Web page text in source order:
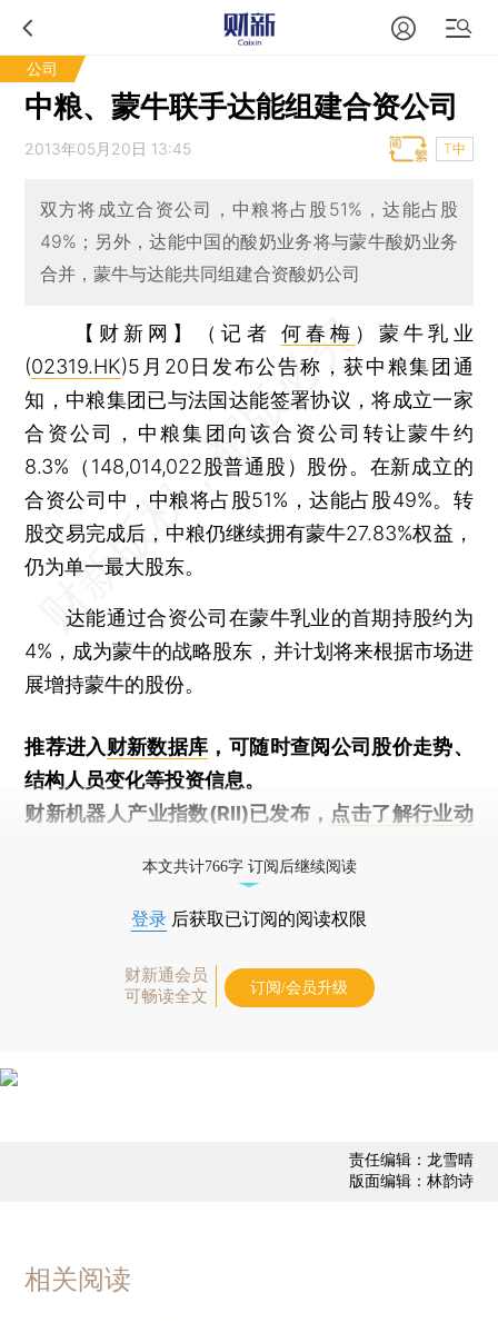
公司
中粮、蒙牛联手达能组建合资公司
2013年05月20日 13:45 T中
双方将成立合资公司，中粮将占股51%，达能占股
49%；另外，达能中国的酸奶业务将与蒙牛酸奶业务
合并，蒙牛与达能共同组建合资酸奶公司
【财新网】（记者 何春梅 ）蒙牛乳业
(02319.HK)5月20日发布公告称，获中粮集团通
知，中粮集团已与法国达能签署协议，将成立一家
合资公司，中粮集团向该合资公司转让蒙牛约
8.3%（148,014,022股普通股）股份。在新成立的
合资公司中，中粮将占股51%，达能占股49%。转
股交易完成后，中粮仍继续拥有蒙牛27.83%权益，
仍为单一最大股东。
达能通过合资公司在蒙牛乳业的首期持股约为
4%，成为蒙牛的战略股东，并计划将来根据市场进
展增持蒙牛的股份。
推荐进入财新数据库 ，可随时查阅公司股价走势、
结构人员变化等投资信息。
财新机器人产业指数(RII)已发布， 点击了解行业动
本文共计766字 订阅后继续阅读
登录 后获取已订阅的阅读权限
财新通会员
可畅读全文
订阅/会员升级
责任编辑：龙雪晴
版面编辑：林韵诗
相关阅读